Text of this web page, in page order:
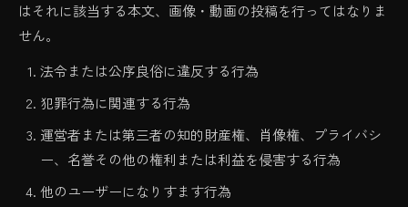
はそれに該当する本文、画像・動画の投稿を行ってはなりま
せん。
法令または公序良俗に違反する行為
犯罪行為に関連する行為
運営者または第三者の知的財産権、肖像権、プライバシ
ー、名誉その他の権利または利益を侵害する行為
他のユーザーになりすます行為